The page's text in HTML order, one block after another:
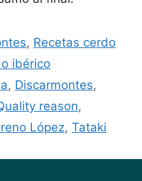
, Recetas cerdo
ibérico
, Discarmontes,
reason,
López, Tataki